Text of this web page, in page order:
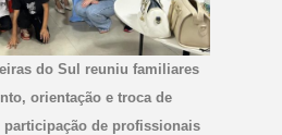
do Sul reuniu familiares
orientação e troca de
participação de profissionais